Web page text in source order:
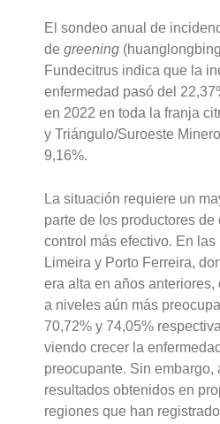
El sondeo anual de
degreening
Fundecitrus indica que la
enfermedad pasó del
en 2022 en toda la franja
y Triángulo/Suroeste
9,16%.
La situación requiere un
parte de los productores de
control más efectivo. En
Limeira y Porto Ferreira,
era alta en años
a niveles aún más
70,72% y 74,05%
viendo crecer la
preocupante. Sin embargo,
resultados obtenidos en
regiones que han